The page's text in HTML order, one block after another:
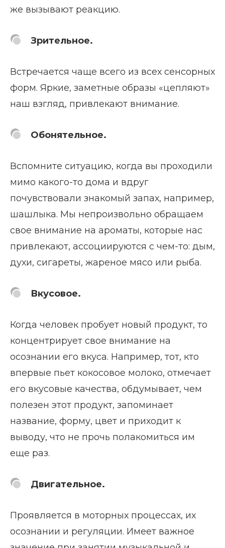
же вызывают реакцию.
Зрительное.
Встречается чаще всего из всех сенсорных
форм. Яркие, заметные образы «цепляют»
наш взгляд, привлекают внимание.
Обонятельное.
Вспомните ситуацию, когда вы проходили
мимо какого-то дома и вдруг
почувствовали знакомый запах, например,
шашлыка. Мы непроизвольно обращаем
свое внимание на ароматы, которые нас
привлекают, ассоциируются с чем-то: дым,
духи, сигареты, жареное мясо или рыба.
Вкусовое.
Когда человек пробует новый продукт, то
концентрирует свое внимание на
осознании его вкуса. Например, тот, кто
впервые пьет кокосовое молоко, отмечает
его вкусовые качества, обдумывает, чем
полезен этот продукт, запоминает
название, форму, цвет и приходит к
выводу, что не прочь полакомиться им
еще раз.
Двигательное.
Проявляется в моторных процессах, их
осознании и регуляции. Имеет важное